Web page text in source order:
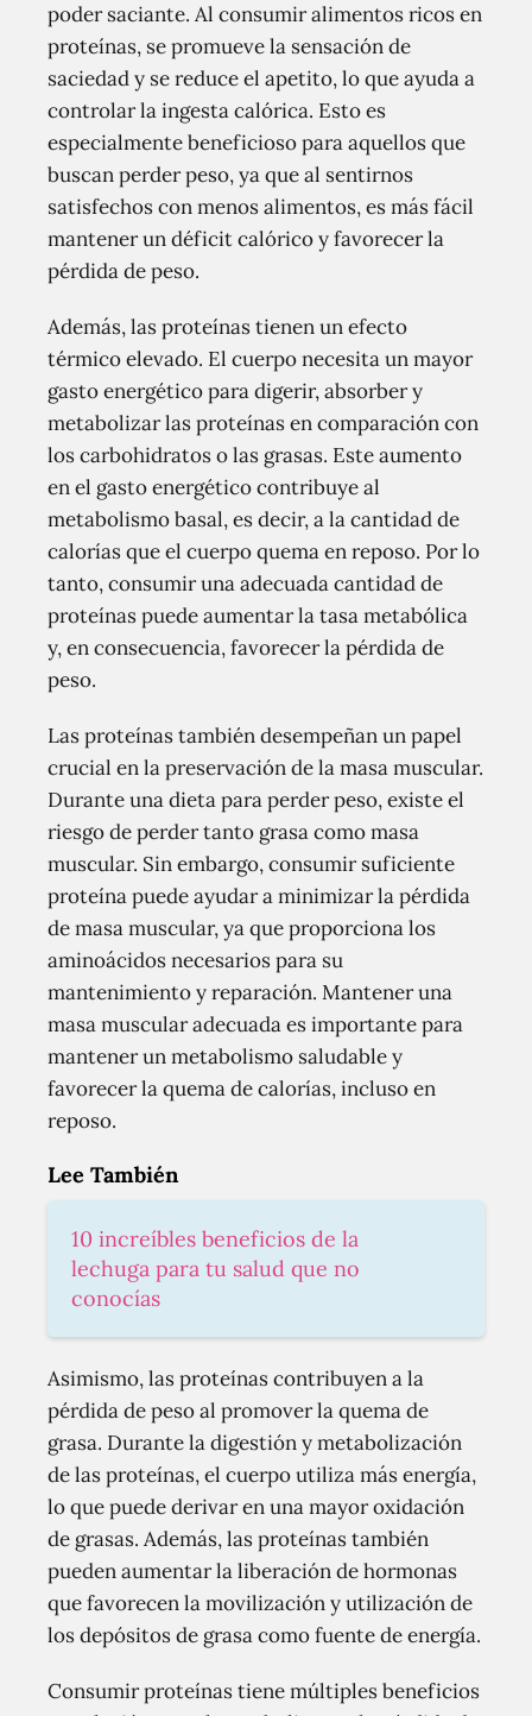
poder saciante. Al consumir alimentos ricos en
proteínas, se promueve la sensación de
saciedad y se reduce el apetito, lo que ayuda a
controlar la ingesta calórica. Esto es
especialmente beneficioso para aquellos que
buscan perder peso, ya que al sentirnos
satisfechos con menos alimentos, es más fácil
mantener un déficit calórico y favorecer la
pérdida de peso.
Además, las proteínas tienen un efecto
térmico elevado. El cuerpo necesita un mayor
gasto energético para digerir, absorber y
metabolizar las proteínas en comparación con
los carbohidratos o las grasas. Este aumento
en el gasto energético contribuye al
metabolismo basal, es decir, a la cantidad de
calorías que el cuerpo quema en reposo. Por lo
tanto, consumir una adecuada cantidad de
proteínas puede aumentar la tasa metabólica
y, en consecuencia, favorecer la pérdida de
peso.
Las proteínas también desempeñan un papel
crucial en la preservación de la masa muscular.
Durante una dieta para perder peso, existe el
riesgo de perder tanto grasa como masa
muscular. Sin embargo, consumir suficiente
proteína puede ayudar a minimizar la pérdida
de masa muscular, ya que proporciona los
aminoácidos necesarios para su
mantenimiento y reparación. Mantener una
masa muscular adecuada es importante para
mantener un metabolismo saludable y
favorecer la quema de calorías, incluso en
reposo.
Lee También
10 increíbles beneficios de la
lechuga para tu salud que no
conocías
Asimismo, las proteínas contribuyen a la
pérdida de peso al promover la quema de
grasa. Durante la digestión y metabolización
de las proteínas, el cuerpo utiliza más energía,
lo que puede derivar en una mayor oxidación
de grasas. Además, las proteínas también
pueden aumentar la liberación de hormonas
que favorecen la movilización y utilización de
los depósitos de grasa como fuente de energía.
Consumir proteínas tiene múltiples beneficios